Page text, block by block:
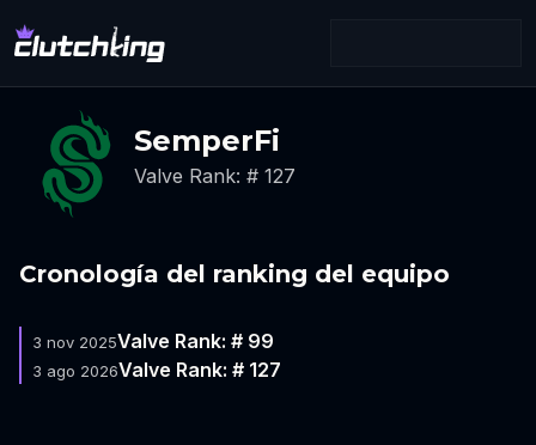
SemperFi
Valve Rank: # 127
Cronología del ranking del equipo
3 nov 2025Valve Rank: # 99
3 ago 2026Valve Rank: # 127